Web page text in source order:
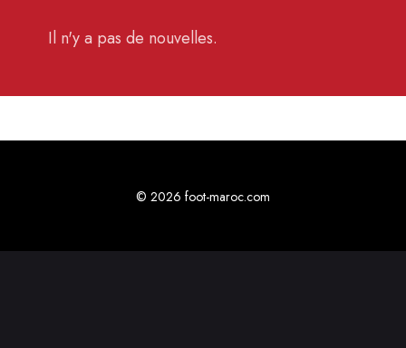
Il n'y a pas de nouvelles.
© 2026 foot-maroc.com